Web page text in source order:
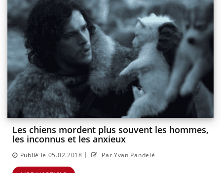
Les chiens mordent plus souvent les hommes,
les inconnus et les anxieux
Publié le 05.02.2018 | Par Yvan Pandelé